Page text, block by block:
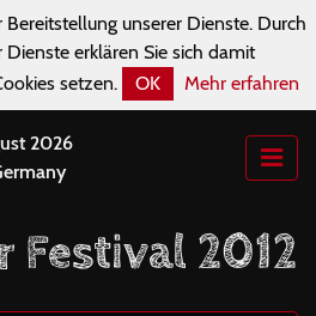
unserer Dienste. Durch
erklären Sie sich damit
setzen.
OK Mehr erfahren
2026
Festival 2012